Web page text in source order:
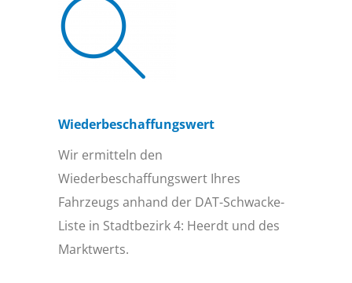
Wiederbeschaffungs­wert
Wir ermitteln den
Wiederbeschaffungswert Ihres
Fahrzeugs anhand der DAT-Schwacke-
Liste in Stadtbezirk 4: Heerdt und des
Marktwerts.